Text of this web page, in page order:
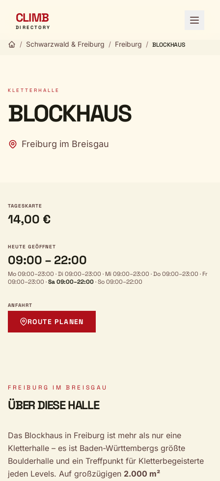
CLIMB
DIRECTORY Menü
/ Schwarzwald & Freiburg / Freiburg / BLOCKHAUS
KLETTERHALLE
BLOCKHAUS
Freiburg im Breisgau
TAGESKARTE
14,00 €
HEUTE GEÖFFNET
09:00 – 22:00
Mo 09:00–23:00 ·Di 09:00–23:00 · Mi 09:00–23:00 ·Do 09:00–23:00 · Fr
09:00–23:00 ·Sa 09:00–22:00·So 09:00–22:00
ANFAHRT
ROUTE PLANEN
FREIBURG IM BREISGAU
ÜBER DIESE HALLE
Das Blockhaus in Freiburg ist mehr als nur eine
Kletterhalle – es ist Baden-Württembergs größte
Boulderhalle und ein Treffpunkt für Kletterbegeisterte
jeden Levels. Auf großzügigen 2.000 m²